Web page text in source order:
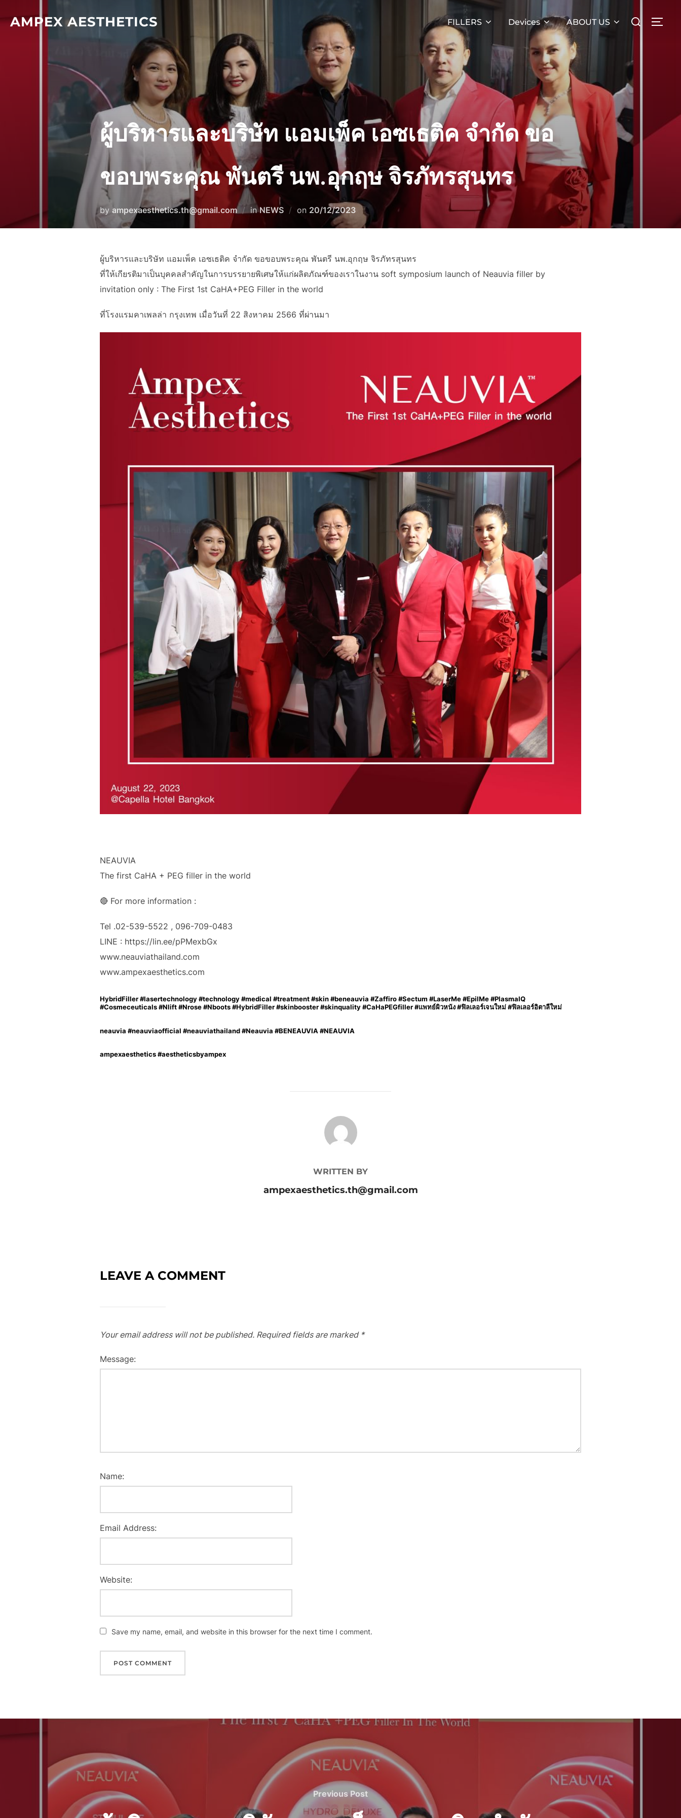
to AMPEX AESTHETICS FILLERS Devices ABOUT US
Search
ผู้บริหารและบริษัท แอมเพ็ค เอซเธติค จํากัด ขอ
ขอบพระคุณ พันตรี นพ.อุกฤษ จิรภัทรสุนทร
by ampexaesthetics.th@gmail.com inNEWS on Posted
20/12/2023
ผู้บริหารและบริษัท แอมเพ็ค เอซเธติค จํากัด ขอขอบพระคุณ พันตรี นพ.อุกฤษ จิรภัทรสุนทร
ที่ให้เกียรติมาเป็นบุคคลสำคัญในการบรรยายพิเศษให้แก่ผลิตภัณฑ์ของเราในงาน soft symposium launch of Neauvia filler by
invitation only : The First 1st CaHA+PEG Filler in the world
ที่โรงแรมคาเพลล่า กรุงเทพ เมื่อวันที่ 22 สิงหาคม 2566 ที่ผ่านมา
NEAUVIA
The first CaHA + PEG filler in the world
🔴 For more information :
Tel .02-539-5522 , 096-709-0483
LINE : https://lin.ee/pPMexbGx
www.neauviathailand.com
www.ampexaesthetics.com
HybridFiller #lasertechnology #technology #medical #treatment #skin #beneauvia #Zaffiro #Sectum #LaserMe #EpilMe #PlasmaIQ
#Cosmeceuticals #Nlift #Nrose #Nboots #HybridFiller #skinbooster #skinquality #CaHaPEGfiller #แพทย์ผิวหนัง #ฟิลเลอร์เจนใหม่ #ฟิลเลอร์อิตาลีใหม่
neauvia #neauviaofficial #neauviathailand #Neauvia #BENEAUVIA #NEAUVIA
ampexaesthetics #aestheticsbyampex
POST AUTHOR
WRITTEN BY
ampexaesthetics.th@gmail.com
LEAVE A COMMENT
Your email address will not be published. Required fields are marked *
Message:
Name:
Email Address:
Website:
Save my name, email, and website in this browser for the next time I comment.
navigation
Previous
Post
Previous Post